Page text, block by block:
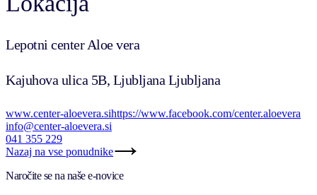
Lepotni center Aloe vera
Kajuhova ulica 5B, Ljubljana Ljubljana
www.center-aloevera.sihttps://www.facebook.com/center.aloevera
info@center-aloevera.si
041 355 229
Nazaj na vse ponudnike
Naročite se na naše e-novice